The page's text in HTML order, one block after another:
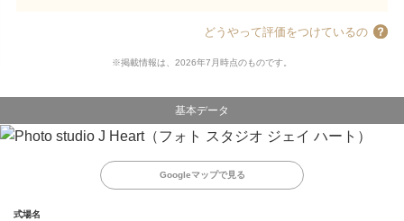
どうやって評価をつけているの
※掲載情報は、2026年7月時点のものです。
基本データ
Googleマップで見る
式場名